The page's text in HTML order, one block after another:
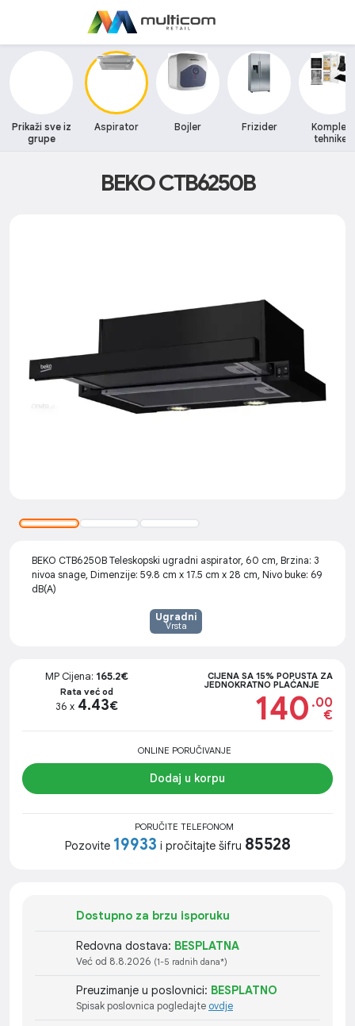
Prikaži sve iz
grupe
Aspirator Bojler Frizider
Komplet
tehnike
BEKO CTB6250B
BEKO CTB6250B Teleskopski ugradni aspirator, 60 cm, Brzina: 3
nivoa snage, Dimenzije: 59.8 cm x 17.5 cm x 28 cm, Nivo buke: 69
dB(A)
Ugradni
Vrsta
MP Cijena: 165.2€
Rata već od
36 x 4.43€
CIJENA SA 15% POPUSTA ZA
JEDNOKRATNO PLAĆANJE
140 .00
€
ONLINE PORUČIVANJE
Dodaj u korpu
PORUČITE TELEFONOM
Pozovite 19933 i pročitajte šifru 85528
Dostupno za brzu isporuku
Redovna dostava: BESPLATNA
Već od 8.8.2026 (1-5 radnih dana*)
Preuzimanje u poslovnici: BESPLATNO
Spisak poslovnica pogledajte ovdje